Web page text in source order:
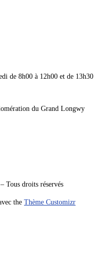
de 8h00 à 12h00 et de 13h30
du Grand Longwy
– Tous droits réservés
theThème Customizr